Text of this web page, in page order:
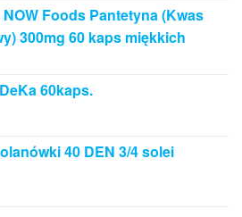
Foods Pantetyna (Kwas
300mg 60 kaps miękkich
60kaps.
40 DEN 3/4 solei